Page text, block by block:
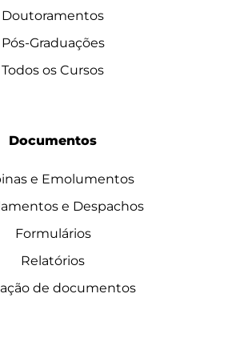
Doutoramentos
Pós-Graduações
Todos os Cursos
Documentos
e Emolumentos
e Despachos
Formulários
Relatórios
de documentos